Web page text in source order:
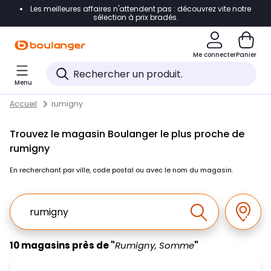
Accéder directement à la navigation
Accéder directement au pied de page
Accéder directement au chatbot
Les meilleures affaires n'attendent pas : découvrez vite notre
sélection à prix bradés.
Me connecterPanier
Menu
Skip to content
Return to Nav
Accueil rumigny
Trouvez le magasin Boulanger le plus proche de
rumigny
En recherchant par ville, code postal ou avec le nom du magasin.
Ville, Region, Code postal ou Ville & Pays
Effectuer la
10 magasins près de "Rumigny, Somme"